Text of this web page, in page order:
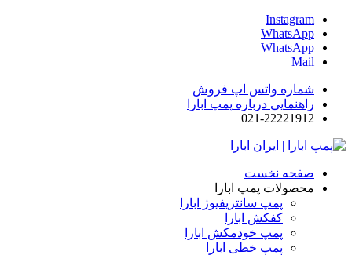
Instagram
WhatsApp
WhatsApp
Mail
شماره واتس اپ فروش
راهنمایی درباره پمپ ابارا
021-22221912
صفحه نخست
محصولات پمپ ابارا
پمپ سانتریفیوژ ابارا
کفکش ابارا
پمپ خودمکش ابارا
پمپ خطی ابارا